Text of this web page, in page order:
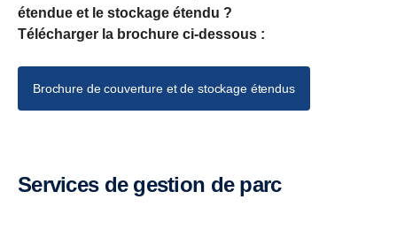
étendue et le stockage étendu ?
Télécharger la brochure ci-dessous :
Brochure de couverture et de stockage étendus
Services de gestion de parc